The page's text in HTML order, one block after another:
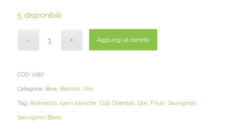
5 disponibili
Aggiungi al carrello
COD: 2087
Categorie: Bere, Bianchi, Vini
Tag: Aromatico, carni bianche, Colli Orientali, Doc, Friuli, Sauvignon,
Sauvignon Blanc